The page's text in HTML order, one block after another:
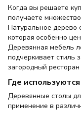
Когда вы решаете
получаете
Натуральное дерево
которая особенно
Деревянная мебель
подчеркивает стиль
загородный
Где
Деревянные столы
применение в